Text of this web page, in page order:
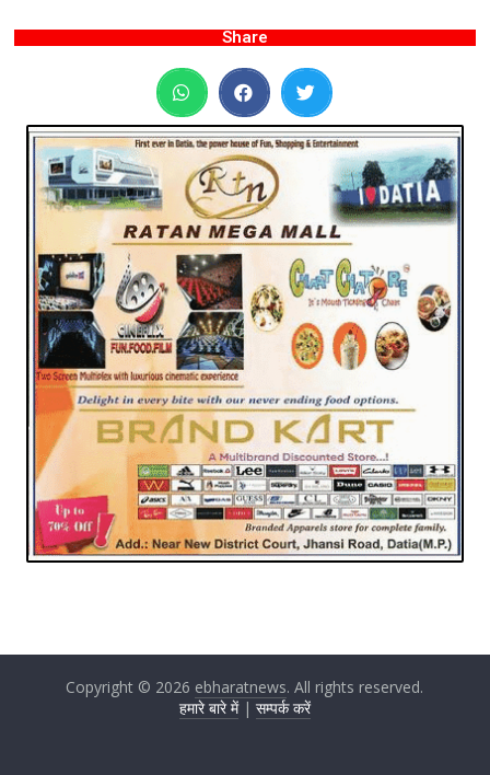
Share
Copyright © 2026 ebharatnews. All rights reserved.
हमारे बारे में| सम्पर्क करें